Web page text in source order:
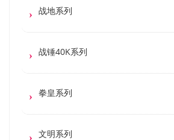
战地系列
战锤40K系列
拳皇系列
文明系列